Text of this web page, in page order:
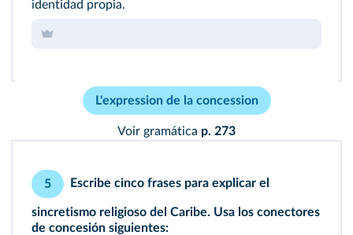
identidad propia.
L'expression de la concession
Voir gramática p. 273
5 Escribe cinco frases para explicar el
sincretismo religioso del Caribe. Usa los conectores
de concesión siguientes: